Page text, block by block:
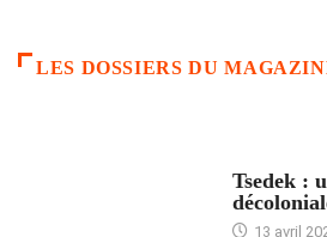
LES DOSSIERS DU
Tsedek :
13 avril